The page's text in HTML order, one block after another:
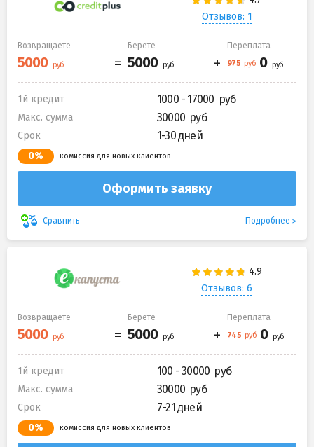
Отзывов: 1
Возвращаете Берете Переплата
1й кредит 1000 - 17000
Макс. сумма 30000
Срок 1-30 дней
0% комиссия для новых клиентов
Оформить заявку
Сравнить Подробнее
Отзывов: 6
Возвращаете Берете Переплата
1й кредит 100 - 30000
Макс. сумма 30000
Срок 7-21 дней
0% комиссия для новых клиентов